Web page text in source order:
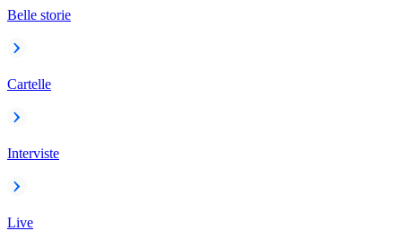
Belle storie
Cartelle
Interviste
Live